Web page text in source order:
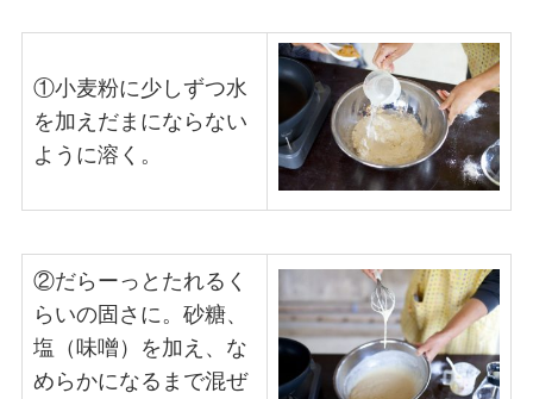
①小麦粉に少しずつ水
を加えだまにならない
ように溶く。
②だらーっとたれるく
らいの固さに。砂糖、
塩（味噌）を加え、な
めらかになるまで混ぜ